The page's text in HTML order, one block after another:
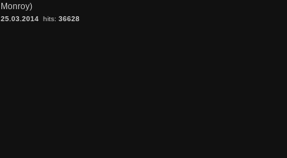
Monroy)
25.03.2014 hits: 36628